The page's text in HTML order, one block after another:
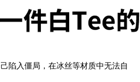
入僵局，在冰丝等材质中无法自